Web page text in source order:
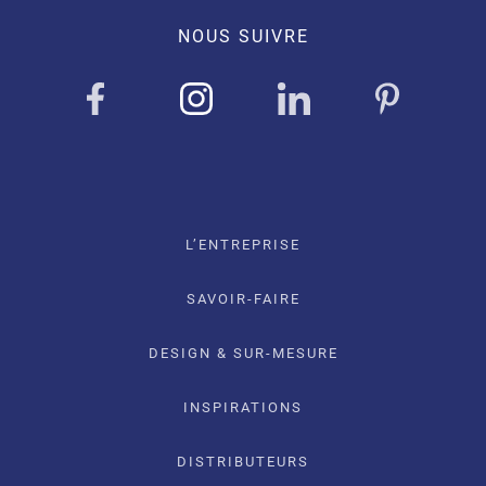
NOUS SUIVRE
L’ENTREPRISE
SAVOIR-FAIRE
DESIGN & SUR-MESURE
INSPIRATIONS
DISTRIBUTEURS